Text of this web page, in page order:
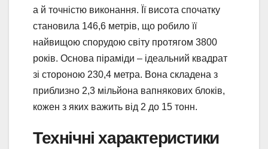
а й точністю виконання. Її висота спочатку
становила 146,6 метрів, що робило її
найвищою спорудою світу протягом 3800
років. Основа піраміди – ідеальний квадрат
зі стороною 230,4 метра. Вона складена з
приблизно 2,3 мільйона вапнякових блоків,
кожен з яких важить від 2 до 15 тонн.
Технічні характеристики